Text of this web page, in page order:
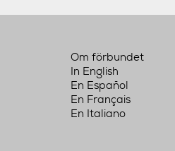
Om förbundet
In English
En Español
En Français
En Italiano